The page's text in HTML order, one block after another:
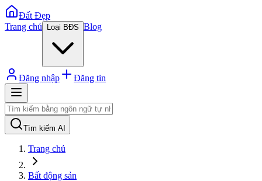
Đất Đẹp
Trang chủ
Loại BĐS Blog
Đăng nhập Đăng tin
Tìm kiếm AI
Trang chủ
Bất động sản